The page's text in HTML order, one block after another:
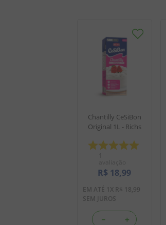
Chantilly CeSiBon
Original 1L - Richs
R$ 18,99
EM ATÉ 1 X R$ 18,99
SEM JUROS
＋
－